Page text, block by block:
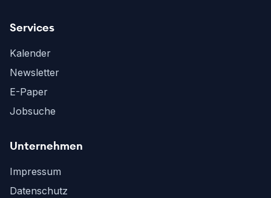
Services
Kalender
Newsletter
E-Paper
Jobsuche
Unternehmen
Impressum
Datenschutz